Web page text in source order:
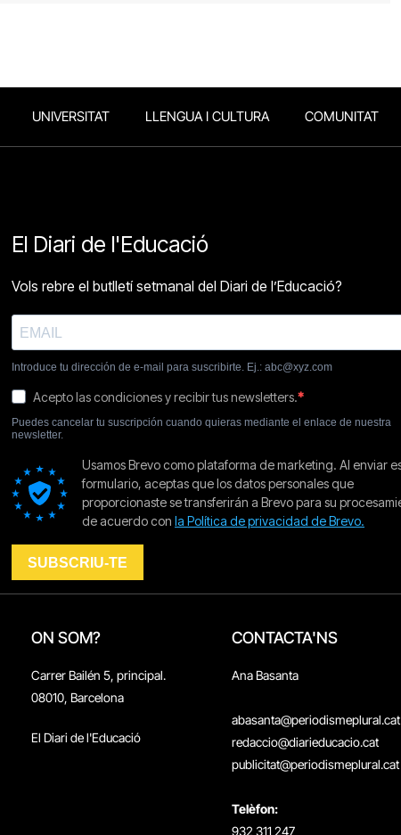
UNIVERSITAT LLENGUA I CULTURA COMUNITAT
ON SOM?
Carrer Bailén 5, principal.
08010, Barcelona
El Diari de l'Educació
CONTACTA'NS
Ana Basanta
abasanta@periodismeplural.cat
redaccio@diarieducacio.cat
publicitat@periodismeplural.cat
Telèfon:
932 311 247